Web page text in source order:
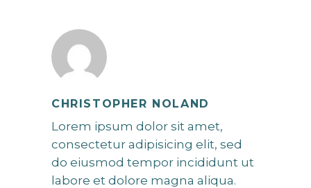
CHRISTOPHER NOLAND
Lorem ipsum dolor sit amet,
consectetur adipisicing elit, sed
do eiusmod tempor incididunt ut
labore et dolore magna aliqua.